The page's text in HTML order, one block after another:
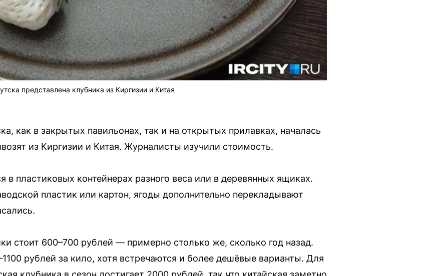
представлена клубника из Киргизии и Китая
как в закрытых павильонах, так и на открытых прилавках, началась
из Киргизии и Китая. Журналисты изучили стоимость.
в пластиковых контейнерах разного веса или в деревянных ящиках.
пластик или картон, ягоды дополнительно перекладывают
стоит 600–700 рублей — примерно столько же, сколько год назад.
рублей за кило, хотя встречаются и более дешёвые варианты. Для